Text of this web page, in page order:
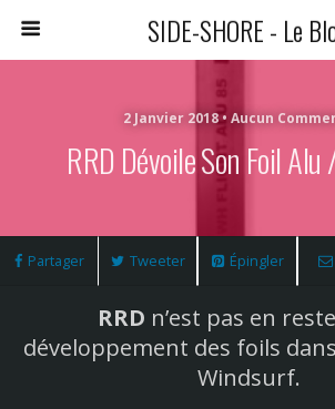
SIDE-SHORE - Le
2 Janvier 2018 • Aucun
RRD Dévoile Son Foil
Partager Tweeter Épingler
RRD n’est pas en
développement des foils
Windsurf.